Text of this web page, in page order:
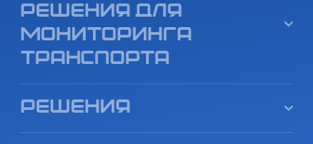
решения для
мониторинга
транспорта
Решения